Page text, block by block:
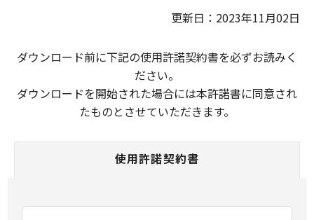
更新日：2023年11月02日
ダウンロード前に下記の使用許諾契約書を必ずお読みく
ださい。
ダウンロードを開始された場合には本許諾書に同意され
たものとさせていただきます。
使用許諾契約書